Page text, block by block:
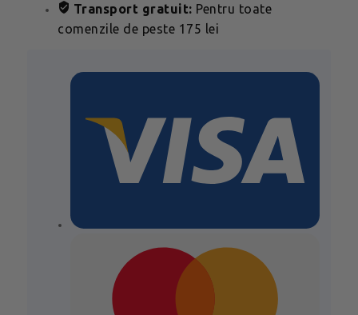
Transport gratuit: Pentru toate
comenzile de peste 175 lei